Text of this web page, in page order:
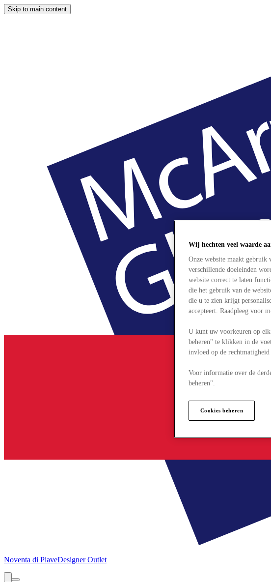
Skip to main content
Noventa di PiaveDesigner Outlet
Wij hechten veel waarde
Onze website maakt
verschillende doeleinden
website correct te laten
die het gebruik van de
die u te zien krijgt
accepteert. Raadpleeg voor
U kunt uw voorkeuren op
beheren" te klikken in de
invloed op de
Voor informatie over de
beheren".
Cookies beheren